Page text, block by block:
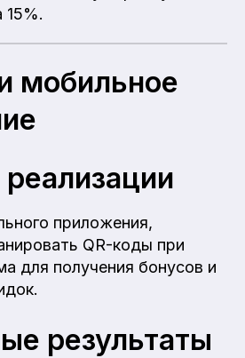
15%.
мобильное
приложения,
QR-коды при
для получения бонусов и
результаты